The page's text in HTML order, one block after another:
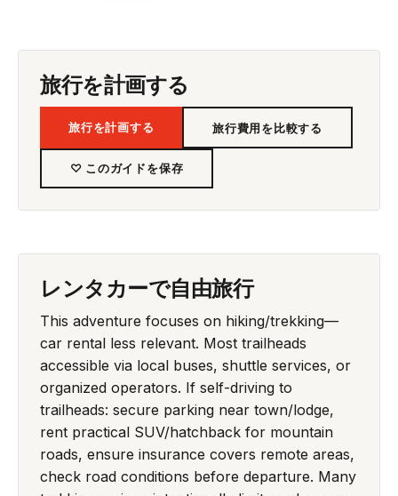
旅行を計画する
旅行を計画する 旅行費用を比較する
♡ このガイドを保存
レンタカーで自由旅行
This adventure focuses on hiking/trekking—
car rental less relevant. Most trailheads
accessible via local buses, shuttle services, or
organized operators. If self-driving to
trailheads: secure parking near town/lodge,
rent practical SUV/hatchback for mountain
roads, ensure insurance covers remote areas,
check road conditions before departure. Many